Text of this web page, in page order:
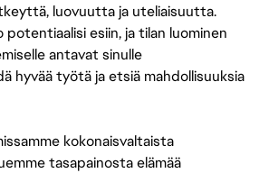
luovuutta ja uteliaisuutta.
esiin, ja tilan luominen
antavat sinulle
hyvää työtä ja etsiä mahdollisuuksia
kokonaisvaltaista
tasapainosta elämää